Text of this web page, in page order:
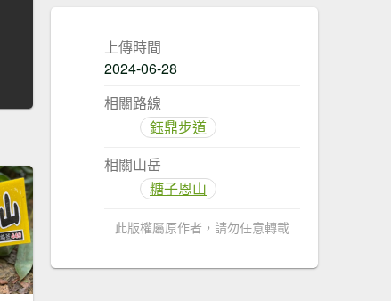
上傳時間
2024-06-28
相關路線
鈺鼎步道
相關山岳
糖子恩山
此版權屬原作者，請勿任意轉載